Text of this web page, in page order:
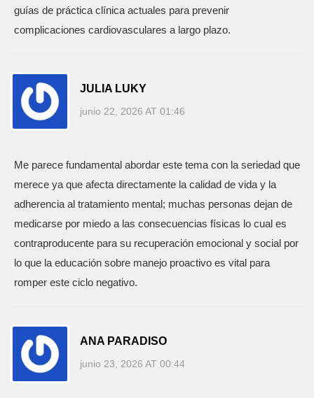
guías de práctica clínica actuales para prevenir
complicaciones cardiovasculares a largo plazo.
JULIA LUKY
junio 22, 2026 AT 01:46
Me parece fundamental abordar este tema con la seriedad que
merece ya que afecta directamente la calidad de vida y la
adherencia al tratamiento mental; muchas personas dejan de
medicarse por miedo a las consecuencias físicas lo cual es
contraproducente para su recuperación emocional y social por
lo que la educación sobre manejo proactivo es vital para
romper este ciclo negativo.
ANA PARADISO
junio 23, 2026 AT 00:44